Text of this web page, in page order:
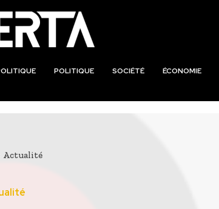
POLITIQUE SOCIÉTÉ ÉCONOMIE
Actualité